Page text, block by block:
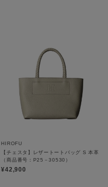
HIROFU
【チェスタ】レザートートバッグ S 本革
（商品番号：P25－30530）
¥42,900